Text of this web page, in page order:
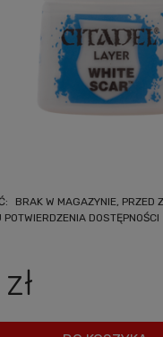
BRAK W MAGAZYNIE, PRZED
POTWIERDZENIA DOSTĘPNOŚCI